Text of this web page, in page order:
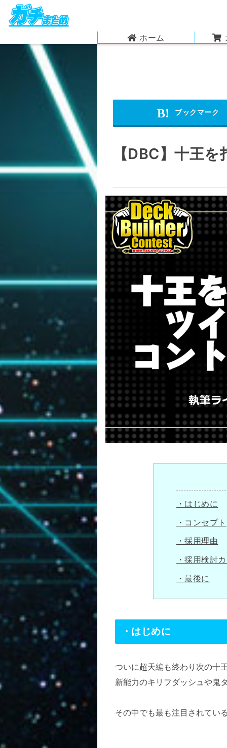
ホーム
【DBC】十王
・はじめに
・コンセプト
・採用理由
・採用検討
・最後に
・はじめに
ついに超天編も終わり次の十
新能力のキリフダッシュや鬼
その中でも最も注目されてい